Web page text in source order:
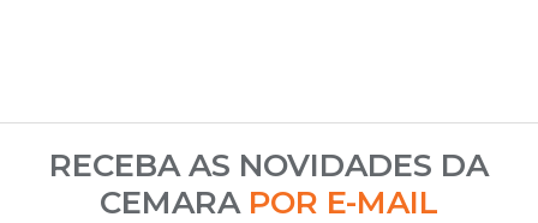
RECEBA AS NOVIDADES DA
CEMARA POR E-MAIL